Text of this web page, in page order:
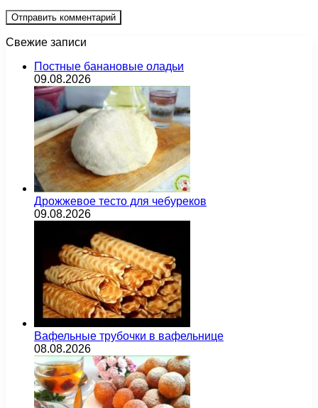
Свежие записи
Постные банановые оладьи
09.08.2026
Дрожжевое тесто для чебуреков
09.08.2026
Вафельные трубочки в вафельнице
08.08.2026